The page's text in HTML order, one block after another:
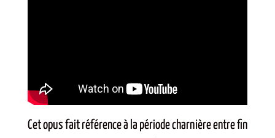
Cet opus fait référence à la période charnière entre fin